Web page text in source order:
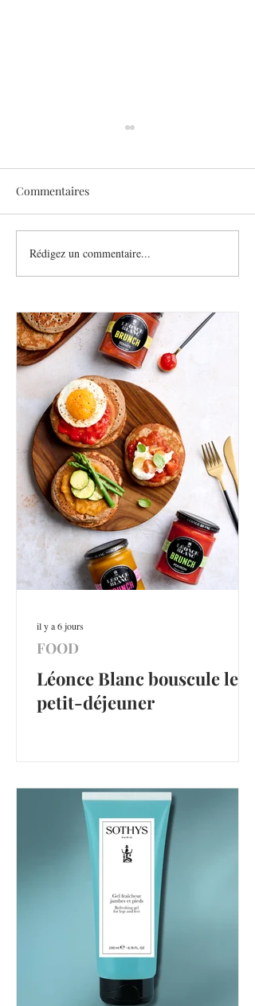
Commentaires
Rédigez un commentaire...
Léonce Blanc bouscule le
petit-déjeuner
FOOD
il y a 6 jours